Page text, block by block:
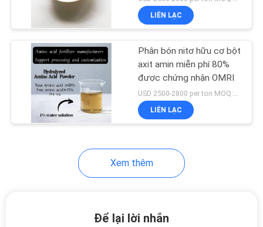
Phân đạm hữu cơ
Axit amin thực vật
LIÊN LẠC
Phân bón nitơ hữu cơ bột
axit amin miễn phí 80%
được chứng nhận OMRI
USD 2500-2800 per ton MOQ:1 tấn
LIÊN LẠC
Xem thêm
Để lại lời nhắn